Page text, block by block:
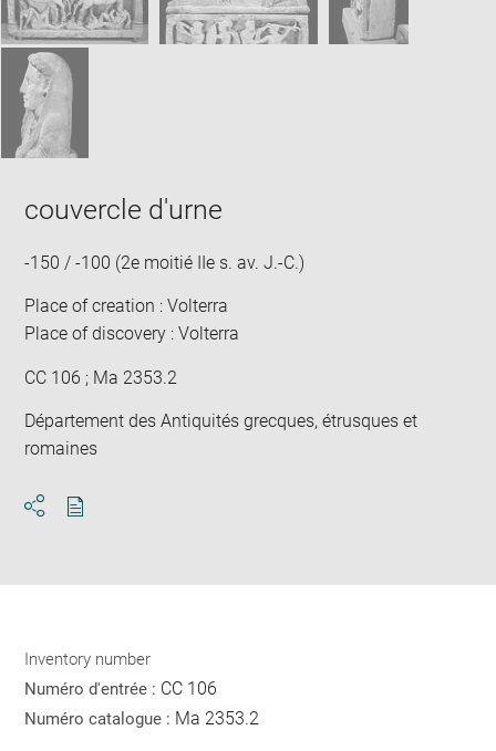
couvercle d'urne
-150 / -100 (2e moitié IIe s. av. J.-C.)
Place of creation : Volterra
Place of discovery : Volterra
CC 106 ; Ma 2353.2
Département des Antiquités grecques, étrusques et
romaines
Inventory number
Numéro d'entrée : CC 106
Numéro catalogue : Ma 2353.2